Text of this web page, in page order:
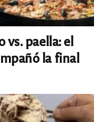
vs. paella: el
la final